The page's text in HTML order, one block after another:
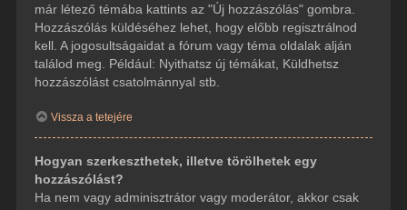
már létező témába kattints az "Új hozzászólás" gombra.
Hozzászólás küldéséhez lehet, hogy előbb regisztrálnod
kell. A jogosultságaidat a fórum vagy téma oldalak alján
találod meg. Például: Nyithatsz új témákat, Küldhetsz
hozzászólást csatolmánnyal stb.
Vissza a tetejére
Hogyan szerkeszthetek, illetve törölhetek egy
hozzászólást?
Ha nem vagy adminisztrátor vagy moderátor, akkor csak